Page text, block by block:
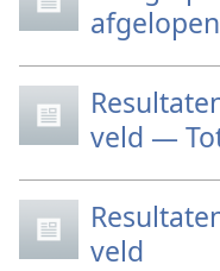
veld —
veld